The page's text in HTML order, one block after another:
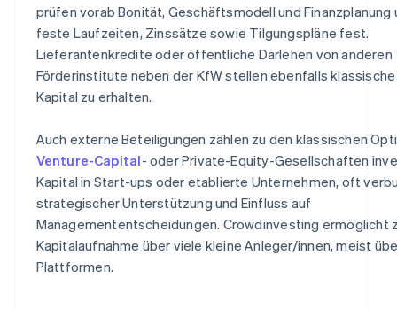
prüfen vorab Bonität, Geschäftsmodell und Finanzplanung
feste Laufzeiten, Zinssätze sowie Tilgungspläne fest.
Lieferantenkredite oder öffentliche Darlehen von anderen
Förderinstitute neben der KfW stellen ebenfalls
Kapital zu erhalten.
Auch externe Beteiligungen zählen zu den klassischen
Venture-Capital- oder Private-Equity-Gesellschaften
Kapital in Start-ups oder etablierte Unternehmen, oft
strategischer Unterstützung und Einfluss auf
Managemententscheidungen. Crowdinvesting ermöglicht
Kapitalaufnahme über viele kleine Anleger/innen, meist
Plattformen.